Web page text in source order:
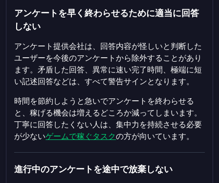
アンケートを早く終わらせるために適当に回答
しない
アンケート提供会社は、回答内容が怪しいと判断した
ユーザーを今後のアンケートから除外することがあり
ます。矛盾した回答、異常に速い完了時間、極端に短
い記述回答などは、すべて警告サインとなります。
時間を節約しようと急いでアンケートを終わらせる
と、稼げる機会は増えるどころか減ってしまいます。
丁寧に回答したくない人は、集中力を持続させる必要
が少ないゲームで稼ぐタスクの方が向いています。
進行中のアンケートを途中で放棄しない